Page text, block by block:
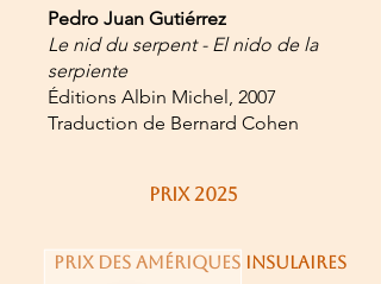
Pedro Juan Gutiérrez
Le nid du serpent - El nido de la
serpiente
Éditions Albin Michel, 2007
Traduction de Bernard Cohen
PRIX 2025
PRIX DES AMÉRIQUES INSULAIRES